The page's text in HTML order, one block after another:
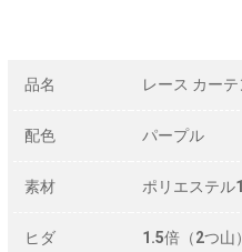
品名 レース カー
配色 パープル
素材 ポリエステル
ヒダ 1.5倍（2つ山）